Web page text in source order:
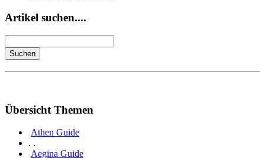
Artikel suchen....
Übersicht Themen
Athen Guide
. .
Aegina Guide